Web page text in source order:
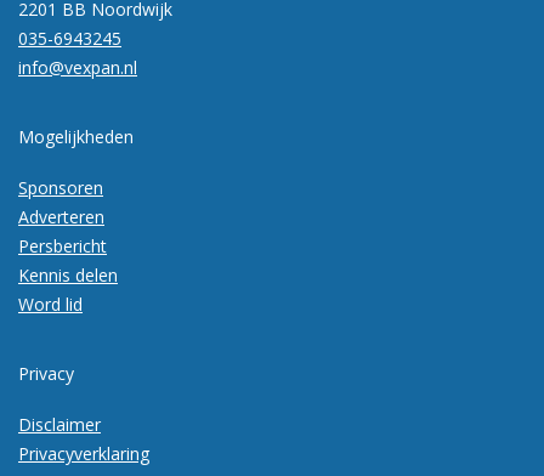
2201 BB Noordwijk
035-6943245
info@vexpan.nl
Mogelijkheden
Sponsoren
Adverteren
Persbericht
Kennis delen
Word lid
Privacy
Disclaimer
Privacyverklaring